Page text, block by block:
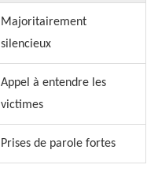
Majoritairement
silencieux
Appel à entendre les
victimes
Prises de parole fortes